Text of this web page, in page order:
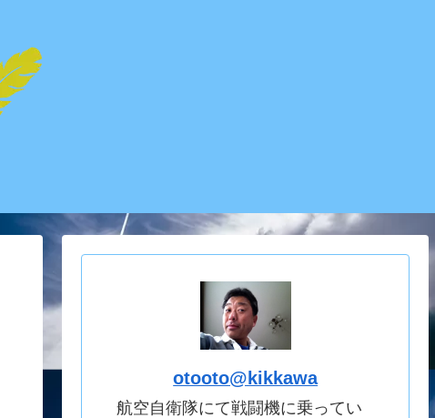
otooto@kikkawa
航空自衛隊にて戦闘機に乗ってい